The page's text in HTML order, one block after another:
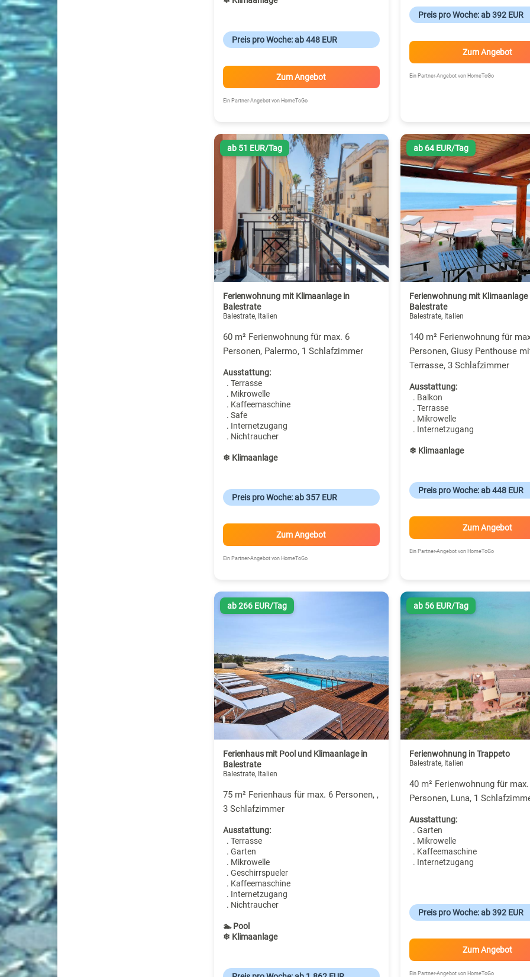
Preis pro Woche: ab 448 EUR
Zum Angebot
Ein Partner-Angebot von HomeToGo
Preis pro Woche: ab 392 EUR
Zum Angebot
Ein Partner-Angebot von HomeToGo
ab 51 EUR/Tag
Ferienwohnung mit Klimaanlage in
Balestrate
Balestrate, Italien
60 m² Ferienwohnung für max. 6
Personen, Palermo, 1 Schlafzimmer
Ausstattung:
. Terrasse
. Mikrowelle
. Kaffeemaschine
. Safe
. Internetzugang
. Nichtraucher
❄ Klimaanlage
Preis pro Woche: ab 357 EUR
Zum Angebot
Ein Partner-Angebot von HomeToGo
ab 64 EUR/Tag
Ferienwohnung mit Klimaanlage
Balestrate
Balestrate, Italien
140 m² Ferienwohnung für
Personen, Giusy Penthouse
Terrasse, 3 Schlafzimmer
Ausstattung:
. Balkon
. Terrasse
. Mikrowelle
. Internetzugang
❄ Klimaanlage
Preis pro Woche: ab 448 EUR
Zum Angebot
Ein Partner-Angebot von HomeToGo
ab 266 EUR/Tag
Ferienhaus mit Pool und Klimaanlage in
Balestrate
Balestrate, Italien
75 m² Ferienhaus für max. 6 Personen, ,
3 Schlafzimmer
Ausstattung:
. Terrasse
. Garten
. Mikrowelle
. Geschirrspueler
. Kaffeemaschine
. Internetzugang
. Nichtraucher
🏊 Pool
❄ Klimaanlage
ab 56 EUR/Tag
Ferienwohnung in Trappeto
Balestrate, Italien
40 m² Ferienwohnung für
Personen, Luna, 1
Ausstattung:
. Garten
. Mikrowelle
. Kaffeemaschine
. Internetzugang
Preis pro Woche: ab 392 EUR
Zum Angebot
Ein Partner-Angebot von HomeToGo